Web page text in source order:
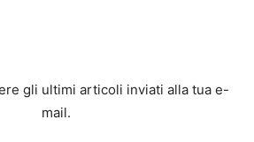
gli ultimi articoli inviati alla tua e-
mail.